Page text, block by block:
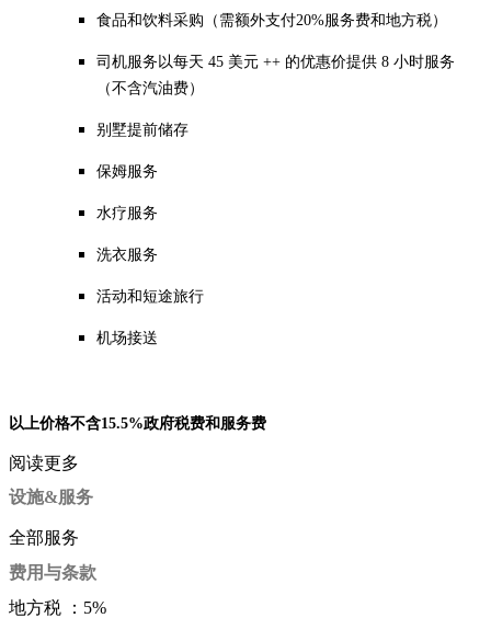
食品和饮料采购（需额外支付20%服务费和地方税）
司机服务以每天 45 美元 ++ 的优惠价提供 8 小时服务
（不含汽油费）
别墅提前储存
保姆服务
水疗服务
洗衣服务
活动和短途旅行
机场接送
以上价格不含15.5%政府税费和服务费
阅读更多
设施&服务
全部服务
费用与条款
地方税 ： 5%